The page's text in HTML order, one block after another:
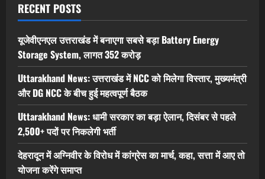
RECENT POSTS
यूजेवीएनएल उत्तराखंड में बनाएगा सबसे बड़ा Battery Energy
Storage System, लागत 352 करोड़
Uttarakhand News: उत्तराखंड में NCC को मिलेगा विस्तार, मुख्यमंत्री
और DG NCC के बीच हुई महत्वपूर्ण बैठक
Uttarakhand News: धामी सरकार का बड़ा ऐलान, दिसंबर से पहले
2,500+ पदों पर निकलेगी भर्ती
देहरादून में अग्निवीर के विरोध में कांग्रेस का मार्च, कहा, सत्ता में आए तो
योजना करेंगे समाप्त